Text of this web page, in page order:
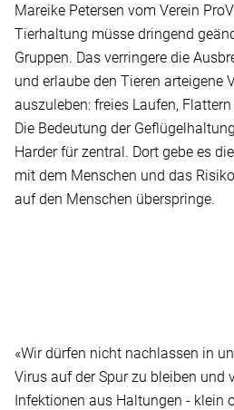
Mareike Petersen vom Verein
Tierhaltung müsse dringend
Gruppen. Das verringere die
und erlaube den Tieren arteigene
auszuleben: freies Laufen,
Die Bedeutung der
Harder für zentral. Dort gebe es
mit dem Menschen und das
auf den Menschen überspringe.
«Wir dürfen nicht nachlassen in
Virus auf der Spur zu bleiben und
Infektionen aus Haltungen - klein